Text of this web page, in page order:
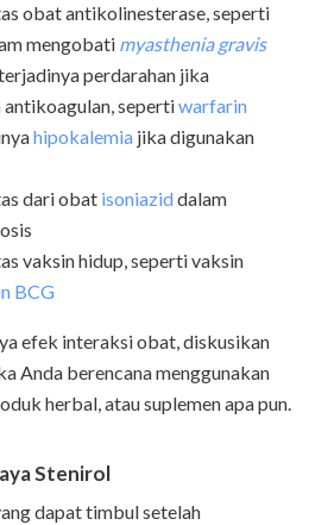
obat antikolinesterase, seperti
mengobati myasthenia gravis
perdarahan jika
sepertiwarfarin
hipokalemia jika digunakan
dari obat isoniaziddalam
vaksin hidup, seperti vaksin
BCG
efek interaksi obat, diskusikan
Anda berencana menggunakan
herbal, atau suplemen apa pun.
Stenirol
dapat timbul setelah